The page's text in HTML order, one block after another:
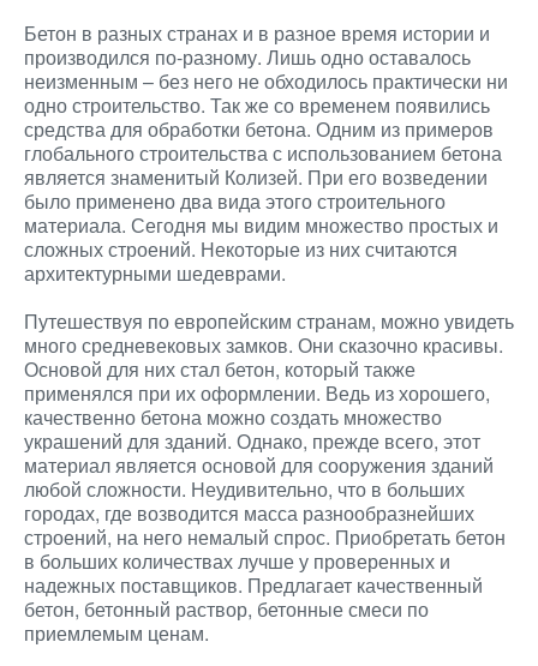
Бетон в разных странах и в разное время истории и
производился по-разному. Лишь одно оставалось
неизменным – без него не обходилось практически ни
одно строительство. Так же со временем появились
средства для обработки бетона. Одним из примеров
глобального строительства с использованием бетона
является знаменитый Колизей. При его возведении
было применено два вида этого строительного
материала. Сегодня мы видим множество простых и
сложных строений. Некоторые из них считаются
архитектурными шедеврами.
Путешествуя по европейским странам, можно увидеть
много средневековых замков. Они сказочно красивы.
Основой для них стал бетон, который также
применялся при их оформлении. Ведь из хорошего,
качественно бетона можно создать множество
украшений для зданий. Однако, прежде всего, этот
материал является основой для сооружения зданий
любой сложности. Неудивительно, что в больших
городах, где возводится масса разнообразнейших
строений, на него немалый спрос. Приобретать бетон
в больших количествах лучше у проверенных и
надежных поставщиков. Предлагает качественный
бетон, бетонный раствор, бетонные смеси по
приемлемым ценам.